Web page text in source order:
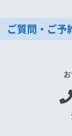
ご質問・ご予